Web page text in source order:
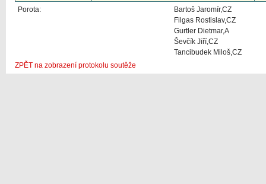
Porota:
Bartoš Jaromír,CZ
Filgas Rostislav,CZ
Gurtler Dietmar,A
Ševčík Jiří,CZ
Tancibudek Miloš,CZ
ZPĚT na zobrazení protokolu soutěže